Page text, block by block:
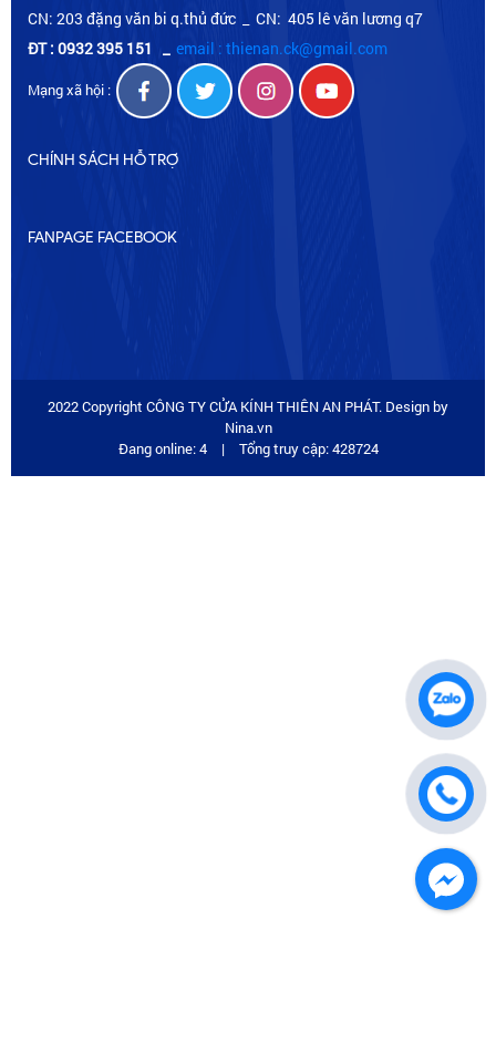
CN: 203 đặng văn bi q.thủ đức _ CN: 405 lê văn lương q7
ĐT : 0932 395 151 _ email : thienan.ck@gmail.com
Mạng xã hội :
CHÍNH SÁCH HỖ TRỢ
FANPAGE FACEBOOK
2022 Copyright CÔNG TY CỬA KÍNH THIÊN AN PHÁT. Design by
Nina.vn
Đang online: 4
| Tổng truy cập: 428724